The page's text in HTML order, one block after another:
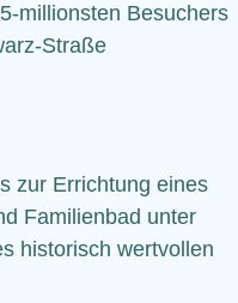
millionsten Besuchers
Straße
zur Errichtung eines
Familienbad unter
historisch wertvollen